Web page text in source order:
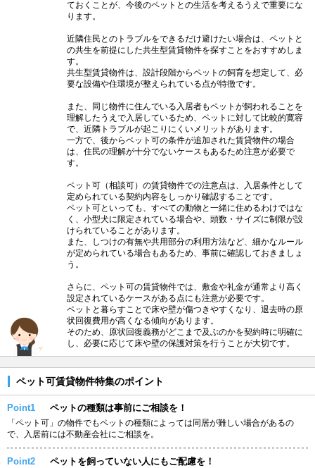
ておくことが、今後のペットとの生活を考えるうえで重要にな
ります。
近隣住民とのトラブルをできるだけ避けたい場合は、ペットと
の共生を前提にした共生型賃貸物件を探すことをおすすめしま
す。
共生型賃貸物件は、設計段階からペットの飼育を想定して、必
要な設備や住環境が整えられている点が特徴です。
また、同じ物件に住んでいる入居者もペットが飼われることを
理解したうえで入居しているため、ペットに対して比較的寛容
で、近隣トラブルが起こりにくいメリットがあります。
一方で、後からペット可の条件が追加された賃貸物件の場合
は、住民の理解が十分でないケースもあるため注意が必要で
す。
ペット可（相談可）の賃貸物件での注意点は、入居条件として
定められている契約内容をしっかり確認することです。
ペット可といっても、すべての動物と一緒に住めるわけではな
く、小型犬に限定されている場合や、頭数・サイズに制限が設
けられていることがあります。
また、しつけの有無や共用部分の利用方法など、細かなルール
が定められている場合もあるため、事前に確認しておきましょ
う。
さらに、ペット可の賃貸物件では、敷金や礼金が通常より高く
設定されているケースがある点にも注意が必要です。
ペットと暮らすことで床や壁が傷つきやすくなり、退去時の原
状回復費用が高くなる傾向があります。
そのため、原状回復義務がどこまで及ぶのかを契約時に明確に
し、必要に応じて床や壁の保護対策を行うことが大切です。
ペット可賃貸物件特集のポイント
Point1 ペットの種類は事前にご相談を！
「ペット可」の物件でもペットの種類によっては同居が難しい場合があるの
で、入居前には不動産会社にご相談を。
Point2 ペットを飼っていない人にもご配慮を！